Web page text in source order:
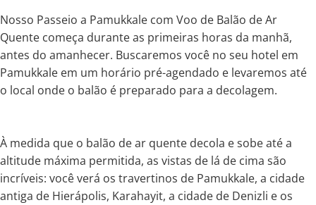
Nosso Passeio a Pamukkale com Voo de Balão de Ar
Quente começa durante as primeiras horas da manhã,
antes do amanhecer. Buscaremos você no seu hotel em
Pamukkale em um horário pré-agendado e levaremos até
o local onde o balão é preparado para a decolagem.
À medida que o balão de ar quente decola e sobe até a
altitude máxima permitida, as vistas de lá de cima são
incríveis: você verá os travertinos de Pamukkale, a cidade
antiga de Hierápolis, Karahayit, a cidade de Denizli e os